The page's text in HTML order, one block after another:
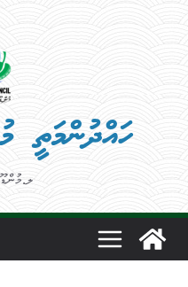
Skip
to
content
ހައްދުންމަތީ